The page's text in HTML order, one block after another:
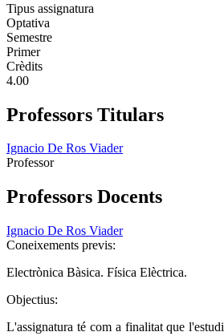
Tipus assignatura
Optativa
Semestre
Primer
Crèdits
4.00
Professors Titulars
Ignacio De Ros Viader
Professor
Professors Docents
Ignacio De Ros Viader
Coneixements previs:
Electrònica Bàsica. Física Elèctrica.
Objectius:
L'assignatura té com a finalitat que